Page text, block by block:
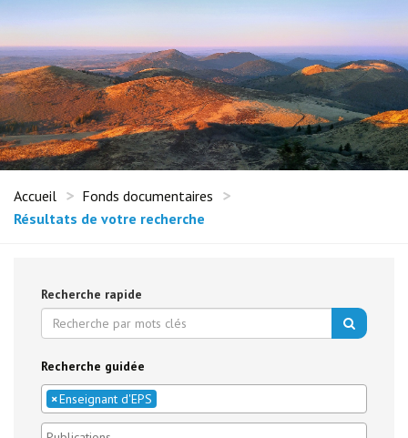
Accueil
Fonds documentaires
Résultats de votre recherche
Recherche rapide
Recherche guidée
×Enseignant d'EPS